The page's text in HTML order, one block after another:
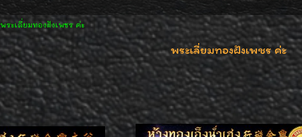
พระเลี่ยมทองฝังเพชร ค่ะ
พระเลี่ยมทองฝังเพชร ค่ะ